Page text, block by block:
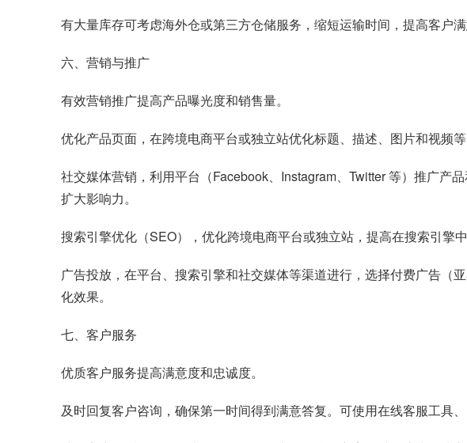
有大量库存可考虑海外仓或第三方仓储服务，缩短运输时间，提高客户
六、营销与推广
有效营销推广提高产品曝光度和销售量。
优化产品页面，在跨境电商平台或独立站优化标题、描述、图片和视频
社交媒体营销，利用平台（Facebook、Instagram、Twitter 等）推广产
扩大影响力。
搜索引擎优化（SEO），优化跨境电商平台或独立站，提高在搜索引擎
广告投放，在平台、搜索引擎和社交媒体等渠道进行，选择付费广告（
化效果。
七、客户服务
优质客户服务提高满意度和忠诚度。
及时回复客户咨询，确保第一时间得到满意答复。可使用在线客服工具、